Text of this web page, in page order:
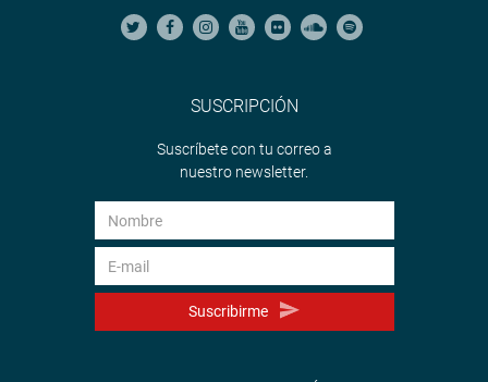
SUSCRIPCIÓN
Suscríbete con tu correo a
nuestro newsletter.
Suscribirme